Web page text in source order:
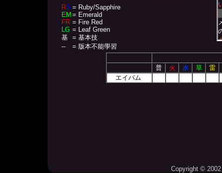
RS = Ruby/Sapphire
EM = Emerald
FR = Fire Red
LG = Leaf Green
基
= 基本技
--
= 版本不能學習
普 火 水 草
雷
エイパム
Copyright ©